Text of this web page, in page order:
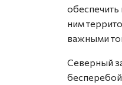
ним
важными
Северный